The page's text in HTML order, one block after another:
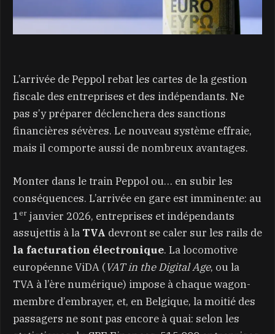
L’arrivée de Peppol rebat les cartes de la gestion
fiscale des entreprises et des indépendants. Ne
pas s’y préparer déclenchera des sanctions
financières sévères. Le nouveau système effraie,
mais il comporte aussi de nombreux avantages.
Monter dans le train Peppol ou… en subir les
conséquences. L’arrivée en gare est imminente: au
1 er janvier 2026, entreprises et indépendants
assujettis à la TVA devront se caler sur les rails de
la facturation électronique. La locomotive
européenne ViDA (VAT in the Digital Age, ou la
TVA à l’ère numérique) impose à chaque wagon-
membre d’embrayer, et, en Belgique, la moitié des
passagers ne sont pas encore à quai: selon les